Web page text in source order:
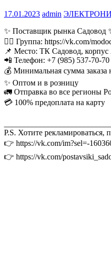
17.01.2023 admin
✨ Поставщик рынка Садовод
👉🏻 Группа: https://vk.com/
📌 Место: ТК Садовод,
📲 Телефон: +7 (985) 537-70-70
💰 Минимальная сумма заказа
✨ Оптом и в розницу
🚛 Отправка во все регионы
💳 100% предоплата на карту
P.S. Хотите рекламироваться,
👉 https://vk.com/im?sel=-
👉 https://vk.com/